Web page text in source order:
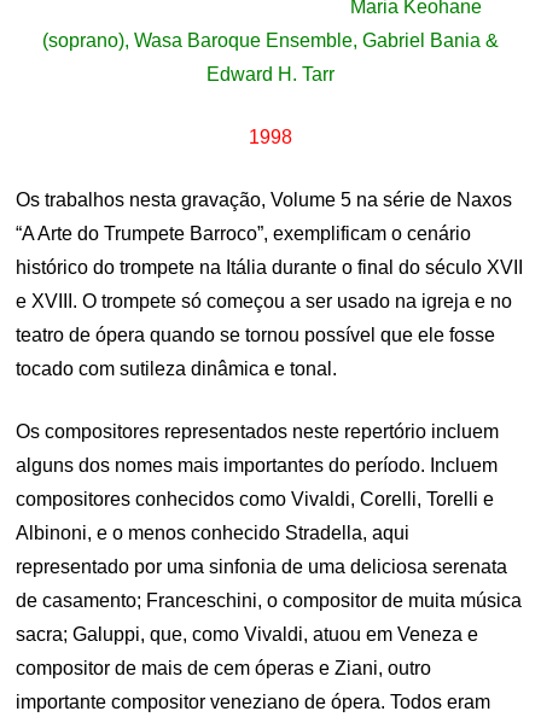
Maria Keohane
(soprano), Wasa Baroque Ensemble, Gabriel Bania &
Edward H. Tarr
1998
Os trabalhos nesta gravação, Volume 5 na série de Naxos
“A Arte do Trumpete Barroco”, exemplificam o cenário
histórico do trompete na Itália durante o final do século XVII
e XVIII.O trompete só começou a ser usado na igreja e no
teatro de ópera quando se tornou possível que ele fosse
tocado com sutileza dinâmica e tonal.
Os compositores representados neste repertório incluem
alguns dos nomes mais importantes do período. Incluem
compositores conhecidos como Vivaldi, Corelli, Torelli e
Albinoni, e o menos conhecido Stradella, aqui
representado por uma sinfonia de uma deliciosa serenata
de casamento; Franceschini, o compositor de muita música
sacra; Galuppi, que, como Vivaldi, atuou em Veneza e
compositor de mais de cem óperas e Ziani, outro
importante compositor veneziano de ópera. Todos eram